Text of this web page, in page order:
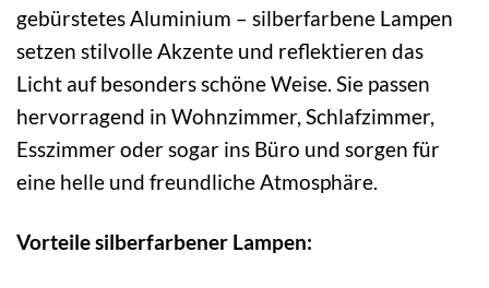
gebürstetes Aluminium – silberfarbene Lampen
setzen stilvolle Akzente und reflektieren das
Licht auf besonders schöne Weise. Sie passen
hervorragend in Wohnzimmer, Schlafzimmer,
Esszimmer oder sogar ins Büro und sorgen für
eine helle und freundliche Atmosphäre.
Vorteile silberfarbener Lampen: